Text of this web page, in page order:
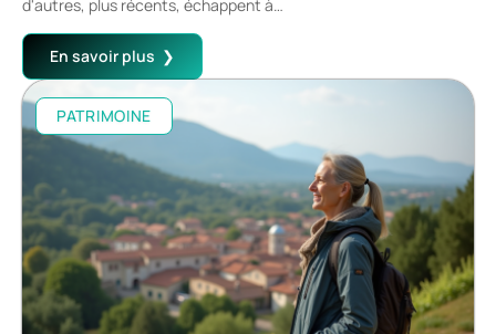
d'autres, plus récents, échappent à…
En savoir plus
PATRIMOINE